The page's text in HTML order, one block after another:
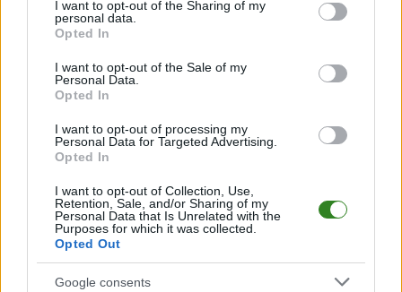
not limited to your visit or usage behaviour. You may click to
grant or deny consent to Google and its third-party tags to
use your data for below specified purposes in below Google
consent section.
I want to opt-out of the Sharing of my
personal data.
Opted In
I want to opt-out of the Sale of my
Personal Data.
Opted In
I want to opt-out of processing my
Personal Data for Targeted Advertising.
Opted In
I want to opt-out of Collection, Use,
Retention, Sale, and/or Sharing of my
Personal Data that Is Unrelated with the
Purposes for which it was collected.
Opted Out
Google consents
FK Pardubice
Cracovia
FK PARDUBICE - OSTATNIE MECZE NA WYJEZDZIE
Cracovia
FK Pardubice
P
Mecz Cracovia - FK Pardubice (Mecze sparingowe)
Spotkanie pomiędzyCracovia i FK Pardubicerozegrane zostanie w
ramach Mecze sparingowe (Mecz sparingowy).
Na stroniePodkarpacieLive.pl
bramek, kartki, składy, statystyki i informacje o przebiegu
spotkania. To kompletne źródło danych dla kibiców i pasjonatów